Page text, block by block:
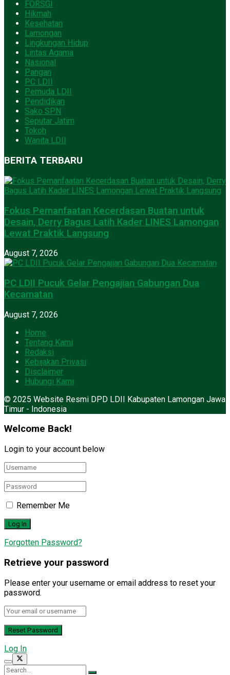
FORSGI
Hikmah
Kesehatan
Lamongan
Lingkungan Hidup
Lintas Agama
Nasional
Pangan
PC LDII
Pemuda LDII
Pendidikan
Sako SPN
Seputar Jatim
Tokoh
Wanita LDII
BERITA TERBARU
Fokus Pemanfaatan Kecerdasan Buatan untuk
Desain, Derry Bagus Latih Kader LINES Lamongan
Lewat Praktik Langsung
August 7, 2026
PC LDII Pucuk Gelar Pengajian Gabungan Dua
Kecamatan
August 7, 2026
Home
Tentang Kami
Redaksi
Kebijakan Privasi
Disclaimer
Hubungi Kami
© 2025 Website Resmi DPD LDII Kabupaten Lamongan Jawa
Timur - Indonesia
Welcome Back!
Login to your account below
Remember Me
Forgotten Password?
Retrieve your password
Please enter your username or email address to reset your
password.
Log In